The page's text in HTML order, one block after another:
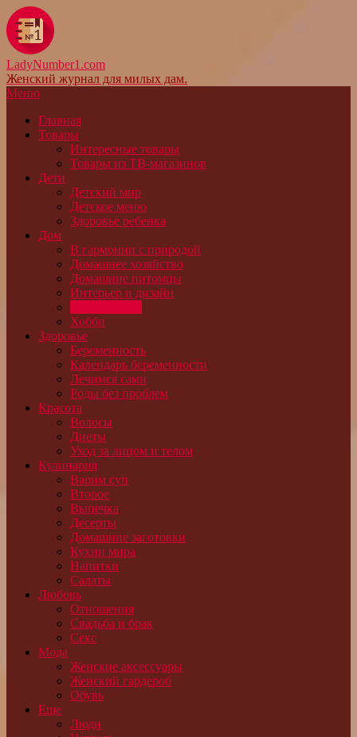
LadyNumber1.com
Женский журнал для милых дам.
Меню
Главная
Товары
Интересные товары
Товары из ТВ-магазинов
Дети
Детский мир
Детское меню
Здоровье ребенка
Дом
В гармонии с природой
Домашнее хозяйство
Домашние питомцы
Интерьер и дизайн
Хобби
Здоровье
Беременность
Календарь беременности
Лечимся сами
Роды без проблем
Красота
Волосы
Диеты
Уход за лицом и телом
Кулинария
Варим суп
Второе
Выпечка
Десерты
Домашние заготовки
Кухни мира
Напитки
Салаты
Любовь
Отношения
Свадьба и брак
Секс
Мода
Женские аксессуары
Женский гардероб
Обувь
Еще
Люди